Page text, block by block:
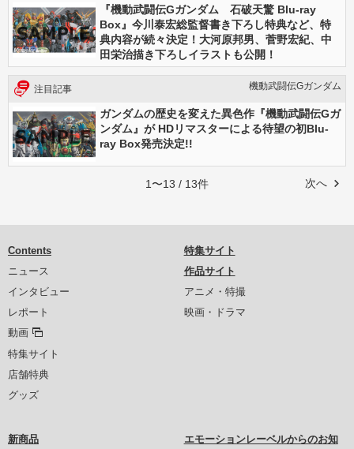
『機動武闘伝Gガンダム 石破天驚 Blu-ray
Box』今川泰宏総監督書き下ろし特典など、特
典内容が続々決定！大河原邦男、菅野宏紀、中
田栄治描き下ろしイラストも公開！
注目記事 機動武闘伝Gガンダム
ガンダムの歴史を変えた異色作『機動武闘伝Gガ
ンダム』が HDリマスターによる待望の初Blu-
ray Box発売決定!!
次へ
1〜13 / 13件
Contents
ニュース
インタビュー
レポート
動画
特集サイト
店舗特典
グッズ
特集サイト
作品サイト
アニメ・特撮
映画・ドラマ
新商品 エモーションレーベルからのお知